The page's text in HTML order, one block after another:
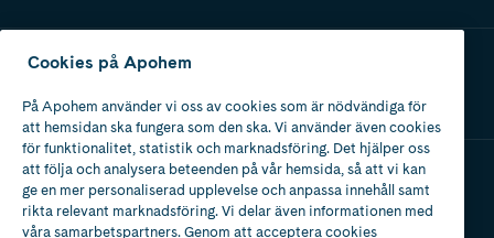
Ladda ner vår app
Apotek med tillstånd
av Läkemedelsverket
Cookies på Apohem
På Apohem använder vi oss av cookies som är nödvändiga för
att hemsidan ska fungera som den ska. Vi använder även cookies
för funktionalitet, statistik och marknadsföring. Det hjälper oss
att följa och analysera beteenden på vår hemsida, så att vi kan
ge en mer personaliserad upplevelse och anpassa innehåll samt
rikta relevant marknadsföring. Vi delar även informationen med
våra samarbetspartners. Genom att acceptera cookies